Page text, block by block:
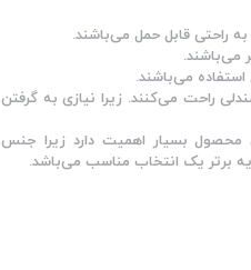
راحتی قابل حمل می‌باشند.
می‌باشند.
می‌باشند.
راحت می‌کنند. زیرا نیازی به گرفتن
محصول بسیار اهمیت دارد زیرا جنس
برتر یک انتخاب مناسب می‌باشد.